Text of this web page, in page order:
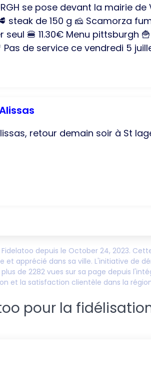
se pose devant la mairie
de 150 g 🧀 Scamorza
🍔 11.30€ Menu pittsburgh
de service ce vendredi 5
retour demain soir à St
depuis le October 24, 2023.
et apprécié dans sa ville. L'initiative de
de 2282 vues sur sa page depuis
et la satisfaction clientèle dans la
pour la